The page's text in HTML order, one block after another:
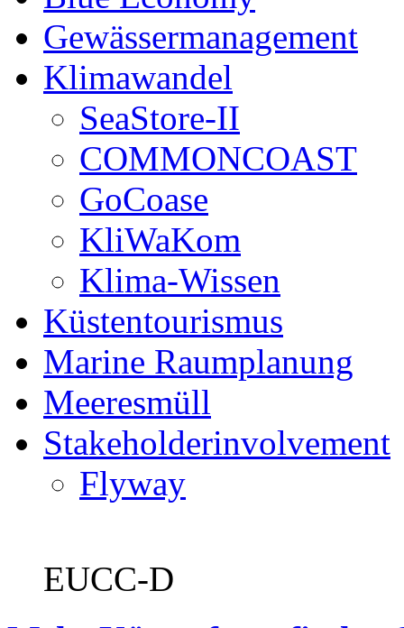
Gewässermanagement
Klimawandel
SeaStore-II
COMMONCOAST
GoCoase
KliWaKom
Klima-Wissen
Küstentourismus
Marine Raumplanung
Meeresmüll
Stakeholderinvolvement
Flyway
EUCC-D